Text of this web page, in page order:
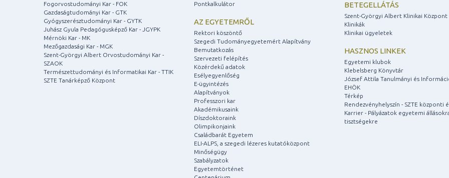
Fogorvostudományi Kar - FOK
Gazdaságtudományi Kar - GTK
Gyógyszerésztudományi Kar - GYTK
Juhász Gyula Pedagógusképző Kar - JGYPK
Mérnöki Kar - MK
Mezőgazdasági Kar - MGK
Szent-Györgyi Albert Orvostudományi Kar -
SZAOK
Természettudományi és Informatikai Kar - TTIK
SZTE Tanárképző Központ
Pontkalkulátor
AZ EGYETEMRŐL
Rektori köszöntő
Szegedi Tudományegyetemért Alapítvány
Bemutatkozás
Szervezeti felépítés
Közérdekű adatok
Esélyegyenlőség
E-ügyintézés
Alapítványok
Professzori kar
Akadémikusaink
Díszdoktoraink
Olimpikonjaink
Családbarát Egyetem
ELI-ALPS, a szegedi lézeres kutatóközpont
Minőségügy
Szabályzatok
Egyetemtörténet
BETEGELLÁTÁS
Szent-Györgyi Albert Klinikai Központ
Klinikák
Klinikai ügyeletek
HASZNOS LINKEK
Egyetemi klubok
Klebelsberg Könyvtár
József Attila Tanulmányi és
EHÖK
Térkép
Rendezvényhelyszín - SZTE központi
Karrier - Pályázatok egyetemi
tisztségekre